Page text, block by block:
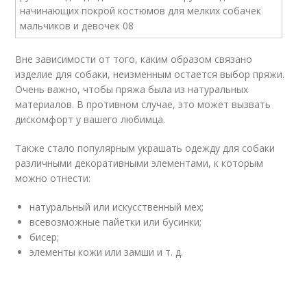
Вне зависимости от того, каким образом связано
изделие для собаки, неизменным остается выбор пряжи.
Очень важно, чтобы пряжа была из натуральных
материалов. В противном случае, это может вызвать
дискомфорт у вашего любимца.
Также стало популярным украшать одежду для собаки
различными декоративными элементами, к которым
можно отнести:
натуральный или искусственный мех;
всевозможные пайетки или бусинки;
бисер;
элементы кожи или замши и т. д.